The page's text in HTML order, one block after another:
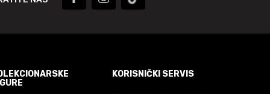
KORISNIČKI SERVIS